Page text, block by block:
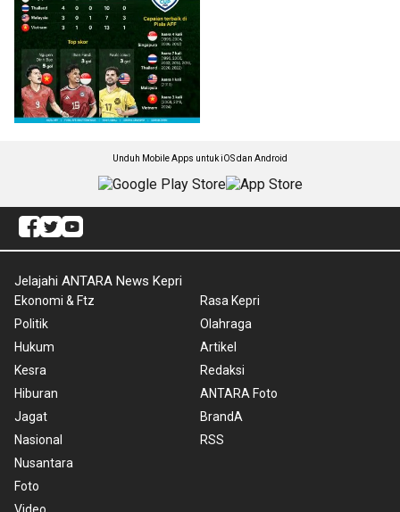
Unduh Mobile Apps untuk iOS dan Android
Jelajahi ANTARA News Kepri
Ekonomi & Ftz
Politik
Hukum
Kesra
Hiburan
Jagat
Nasional
Nusantara
Foto
Rasa Kepri
Olahraga
Artikel
Redaksi
ANTARA Foto
BrandA
RSS